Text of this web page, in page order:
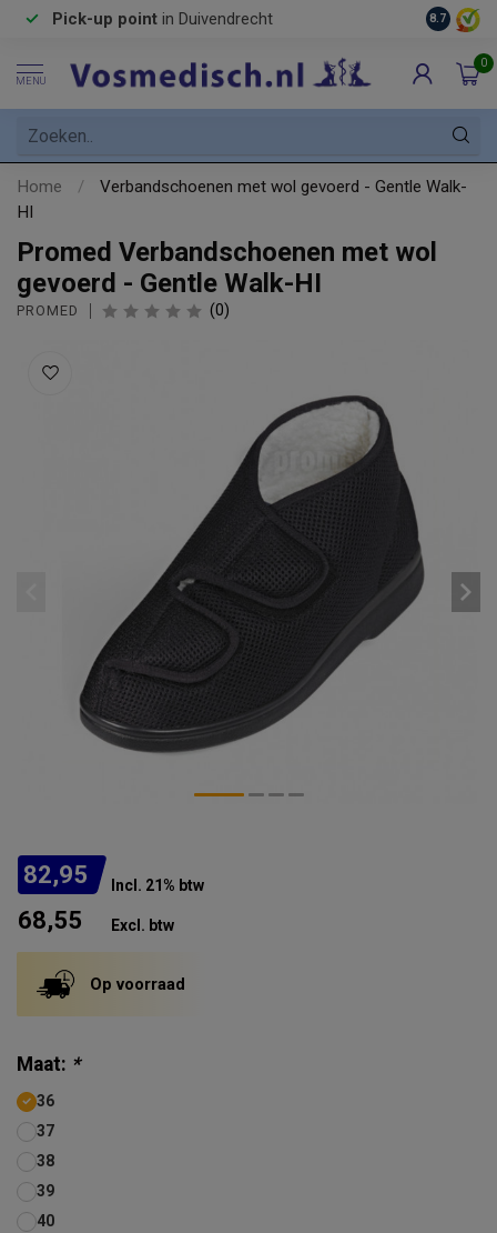
Pick-up point in Duivendrecht 8.7
MENU
0
Home /
Verbandschoenen met wol gevoerd - Gentle Walk-
HI
Promed Verbandschoenen met wol
gevoerd - Gentle Walk-HI
PROMED (0)
82,95 Incl. 21% btw
68,55 Excl. btw
Op voorraad
Maat: *
36
37
38
39
40